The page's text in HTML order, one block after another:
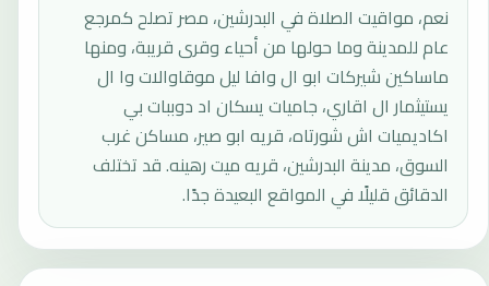
نعم، مواقيت الصلاة في البدرشين، مصر تصلح كمرجع
عام للمدينة وما حولها من أحياء وقرى قريبة، ومنها
ماساكين شيركات ابو ال وافا ليل موقاوالات وا ال
يستيثمار ال اقاري، جاميات يسكان اد دوببات بي
اكاديميات اش شورتاه، قريه ابو صير، مساكن غرب
السوق، مدينة البدرشين، قريه ميت رهينه. قد تختلف
الدقائق قليلًا في المواقع البعيدة جدًا.